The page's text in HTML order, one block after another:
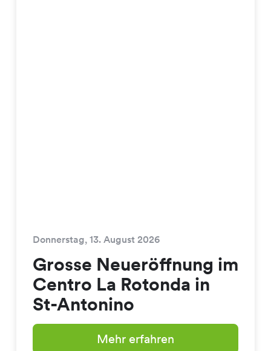
Donnerstag, 13. August 2026
Grosse Neueröffnung im
Centro La Rotonda in
St-Antonino
Mehr erfahren